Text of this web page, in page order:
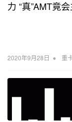
力 “真”AMT竟
2020年9月28日 • 重